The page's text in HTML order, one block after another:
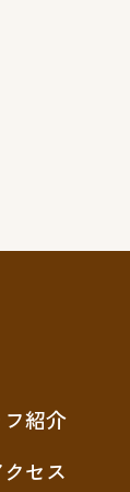
紹介
セス